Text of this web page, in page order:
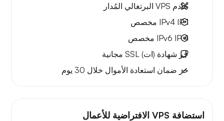
خادم VPS البرتغالي المُدار
1 IPv4 IP مخصص
4 IPv6 IP مخصص
حر شهادة (ات) SSL مجانية
حر ضمان استعادة الأموال خلال 30 يوم
استضافة VPS الافتراضية للأعمال